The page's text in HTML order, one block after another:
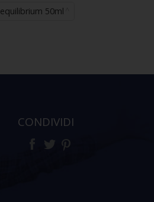
equilibrium 50ml
CONDIVIDI